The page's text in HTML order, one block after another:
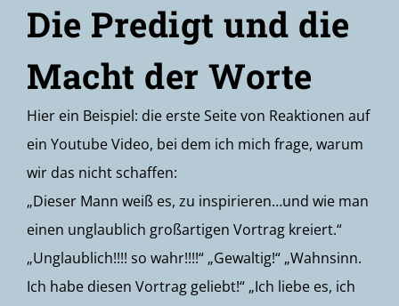
Die Predigt und die
Macht der Worte
Hier ein Beispiel: die erste Seite von Reaktionen auf
ein Youtube Video, bei dem ich mich frage, warum
wir das nicht schaffen:
„Dieser Mann weiß es, zu inspirieren…und wie man
einen unglaublich großartigen Vortrag kreiert.“
„Unglaublich!!!! so wahr!!!!“ „Gewaltig!“ „Wahnsinn.
Ich habe diesen Vortrag geliebt!“ „Ich liebe es, ich